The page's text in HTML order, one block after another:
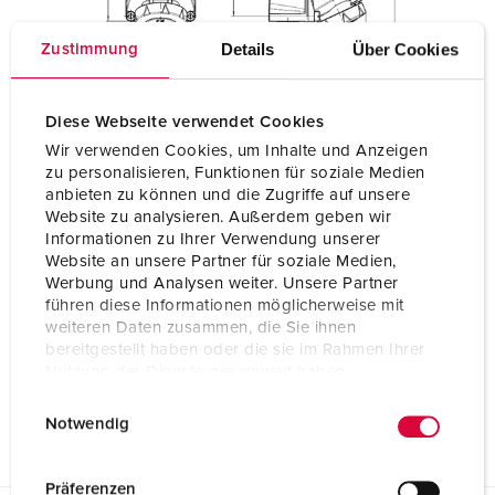
Zustimmung Details Über Cookies
Diese Webseite verwendet Cookies
Wir verwenden Cookies, um Inhalte und Anzeigen
zu personalisieren, Funktionen für soziale Medien
anbieten zu können und die Zugriffe auf unsere
Website zu analysieren. Außerdem geben wir
Informationen zu Ihrer Verwendung unserer
Website an unsere Partner für soziale Medien,
Werbung und Analysen weiter. Unsere Partner
führen diese Informationen möglicherweise mit
weiteren Daten zusammen, die Sie ihnen
bereitgestellt haben oder die sie im Rahmen Ihrer
Notwendig
Präferenzen